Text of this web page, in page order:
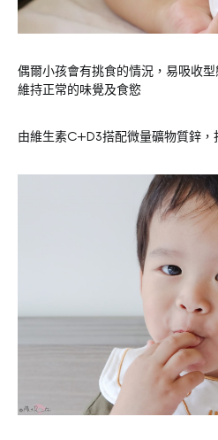
偶爾小孩會有挑食的情況，易吸收型
維持正常的味覺及食慾
由維生素C+D3搭配微量礦物質鋅，